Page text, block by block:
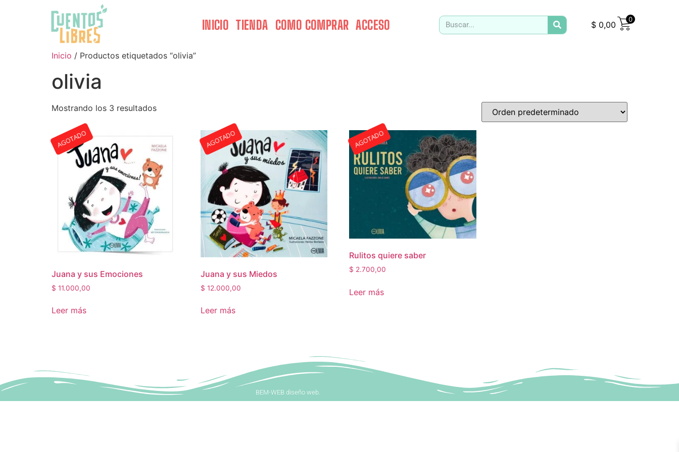
INICIO TIENDA COMO COMPRAR ACCESO $0,00
0
Inicio / Productos etiquetados “olivia”
olivia
Mostrando los 3 resultados
AGOTADO
Juana y sus Emociones
$ 11.000,00
Leer más
AGOTADO
Juana y sus Miedos
$ 12.000,00
Leer más
AGOTADO
Rulitos quiere saber
$ 2.700,00
Leer más
BEM-WEB diseño web.